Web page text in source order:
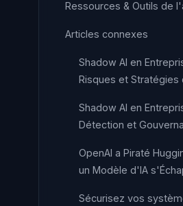
Ressources & Outils de
Articles connexes
Shadow AI en
Risques et Stratégies
Shadow AI en
Détection et
OpenAI a Piraté
un Modèle d'IA
Sécurisez vos